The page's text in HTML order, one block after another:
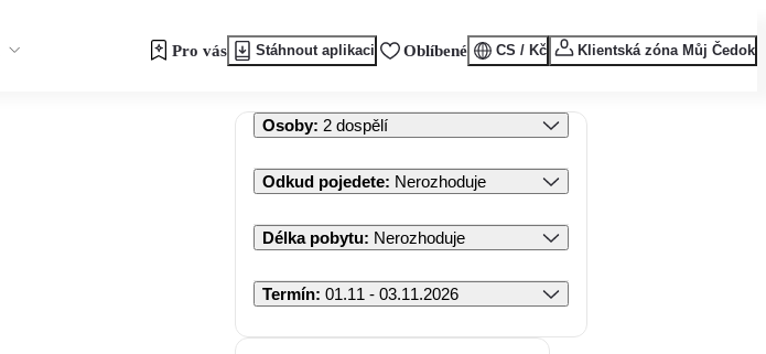
Pro vás Stáhnout aplikaci Oblíbené CS / Kč Klientská zóna Můj Čedok
Osoby: 2 dospělí
Odkud pojedete: Nerozhoduje
Délka pobytu: Nerozhoduje
Termín: 01.11 - 03.11.2026